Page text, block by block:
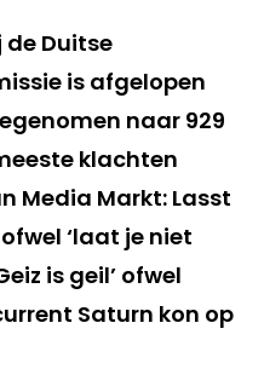
Duitse
is afgelopen
naar 929
klachten
Media Markt: Lasst
‘laat je niet
is geil’ ofwel
Saturn kon op